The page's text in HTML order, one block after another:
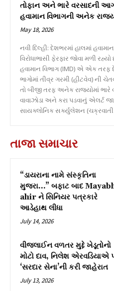
તોફાન અને ભારે વરસાદની
હવામાન વિભાગની અનેક
May 18, 2026
નવી દિલ્હી: દેશભરમાં હાલમાં
વિરોધાભાસી ફેરફાર જોવા મળી
હવામાન વિભાગ (IMD) એ એક તરફ
ભાગોમાં તીવ્ર ગરમી (હીટવેવ) ની
તો બીજી તરફ અનેક રાજ્યોમાં ભારે
વાવાઝોડા અને કરા પડવાનું એલર્ટ
સાયક્લોનિક સર્ક્યુલેશન
તાજા સમાચાર
“ડાયરાના નામે સંસ્કૃતિના
મુજરા…” બફાટ બાદ
ahir ને સિનિયર પત્રકારે
આડેહાથ લીધા
July 14, 2026
વીજલાઈન વળતર મુદ્દે ખેડૂતોનો
મોટો દાવ, નિલેશ એરવડિયાએ
‘સરદાર સેના’ની કરી જાહેરાત
July 13, 2026